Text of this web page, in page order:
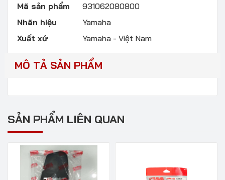
Mã sản phẩm
931062080800
Nhãn hiệu
Yamaha
Xuất xứ
Yamaha - Việt Nam
MÔ TẢ SẢN PHẨM
SẢN PHẨM LIÊN QUAN